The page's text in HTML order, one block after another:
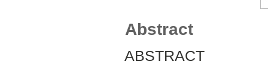
Abstract
ABSTRACT